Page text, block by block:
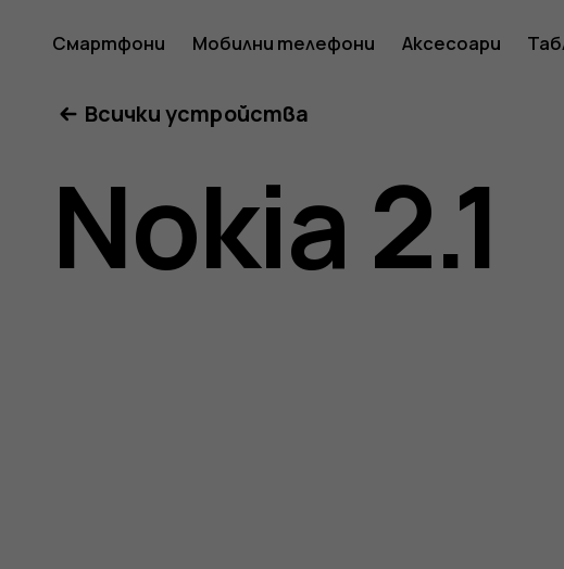
на
Смартфони Мобилни телефони Аксесоари
Всички устройства
Nokia 2.1